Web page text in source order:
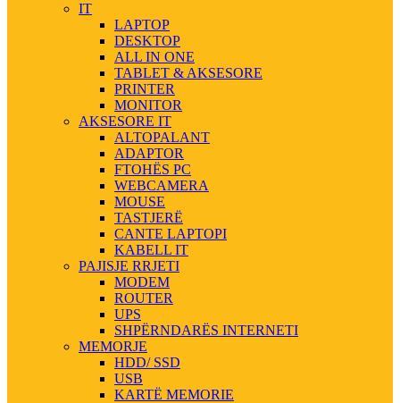
IT
LAPTOP
DESKTOP
ALL IN ONE
TABLET & AKSESORE
PRINTER
MONITOR
AKSESORE IT
ALTOPALANT
ADAPTOR
FTOHËS PC
WEBCAMERA
MOUSE
TASTJERË
CANTE LAPTOPI
KABELL IT
PAJISJE RRJETI
MODEM
ROUTER
UPS
SHPËRNDARËS INTERNETI
MEMORJE
HDD/ SSD
USB
KARTË MEMORIE